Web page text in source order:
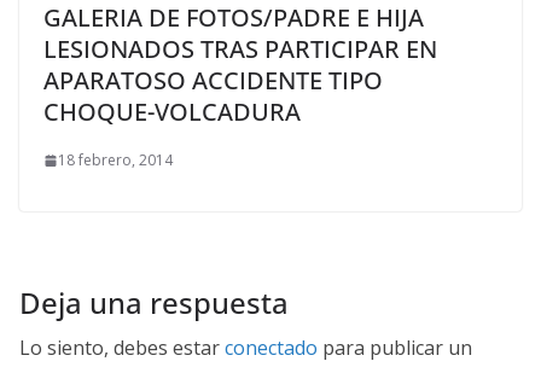
GALERIA DE FOTOS/PADRE E HIJA
LESIONADOS TRAS PARTICIPAR EN
APARATOSO ACCIDENTE TIPO
CHOQUE-VOLCADURA
18 febrero, 2014
Deja una respuesta
Lo siento, debes estarconectado para publicar un